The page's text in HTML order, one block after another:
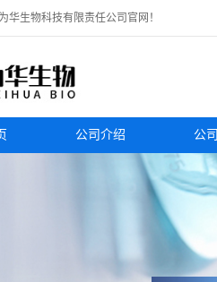
华生物科技有限责任公司官网！
公司介绍 公